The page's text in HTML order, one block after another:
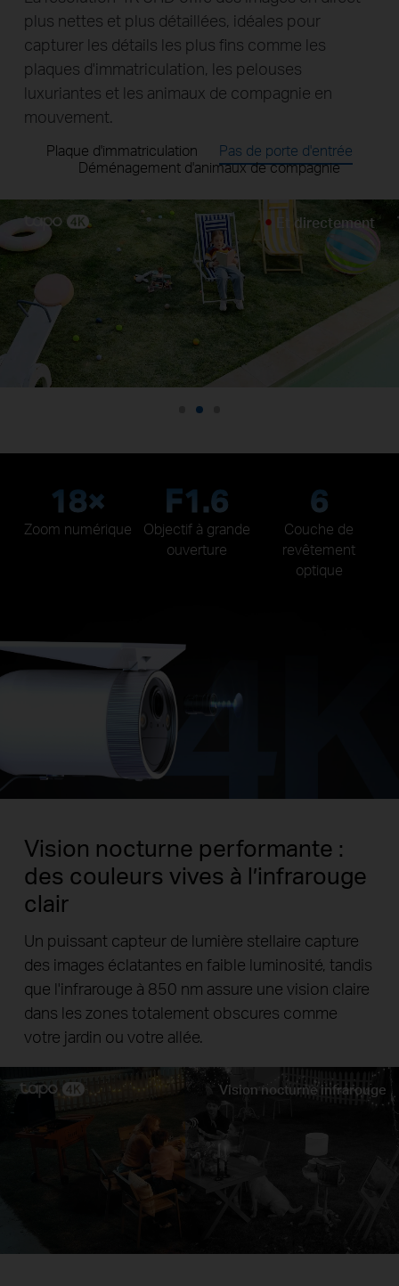
plus nettes et plus détaillées, idéales pour
capturer les détails les plus fins comme les
plaques d'immatriculation, les pelouses
luxuriantes et les animaux de compagnie en
mouvement.
Plaque d'immatriculation
Pas de porte d'entrée
Déménagement d'animaux de compagnie
Et directement
18×
Zoom numérique
F1.6
Objectif à grande
ouverture
6
Couche de
revêtement
optique
Vision nocturne performante :
des couleurs vives à l’infrarouge
clair
Un puissant capteur de lumière stellaire capture
des images éclatantes en faible luminosité, tandis
que l'infrarouge à 850 nm assure une vision claire
dans les zones totalement obscures comme
votre jardin ou votre allée.
Vision nocturne infrarouge